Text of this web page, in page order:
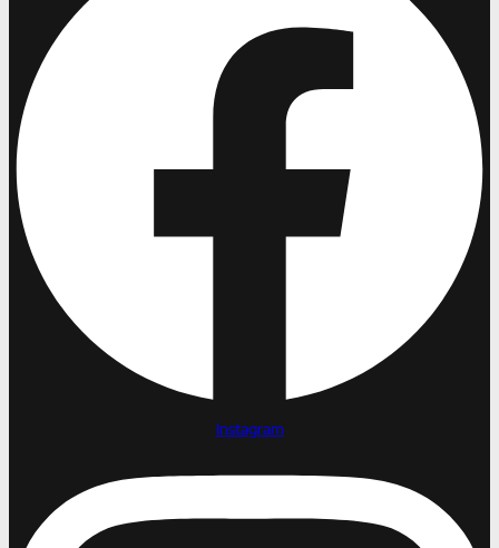
Instagram